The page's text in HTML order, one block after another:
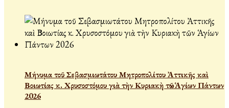
Μήνυμα τοῦ Σεβασμιωτάτου Μητροπολίτου Ἀττικῆς καὶ
Βοιωτίας κ. Χρυσοστόμου γιὰ τὴν Κυριακὴ τῶν Ἁγίων Πάντων
2026